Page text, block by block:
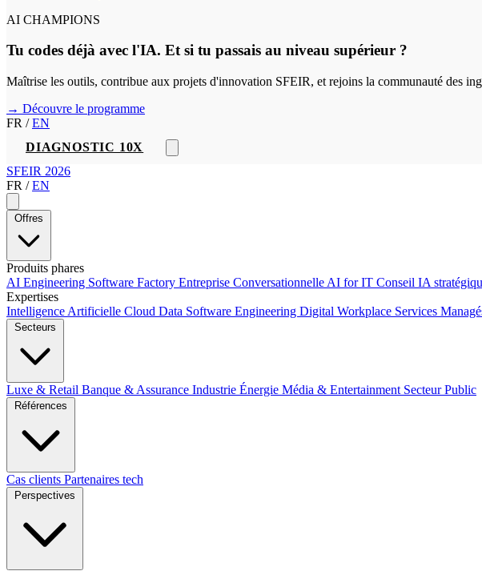
AI CHAMPIONS
Tu codes déjà avec l'IA. Et si tu passais au niveau supérieur ?
Maîtrise les outils, contribue aux projets d'innovation SFEIR, et rejoins la communauté des
→ Découvre le programme
FR / EN
DIAGNOSTIC 10X
SFEIR 2026
FR / EN
Offres
Produits phares
AI Engineering Software Factory Entreprise Conversationnelle AI for IT Conseil IA
Expertises
Intelligence Artificielle Cloud Data Software Engineering Digital Workplace Services
Secteurs
Luxe & Retail Banque & Assurance Industrie Énergie Média & Entertainment Secteur Public
Références
Cas clients Partenaires tech
Perspectives